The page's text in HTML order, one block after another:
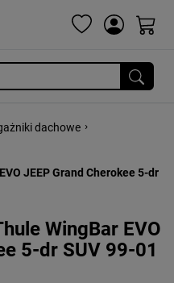
dachowe ›
JEEP Grand Cherokee 5-dr
WingBar EVO
5-dr SUV 99-01